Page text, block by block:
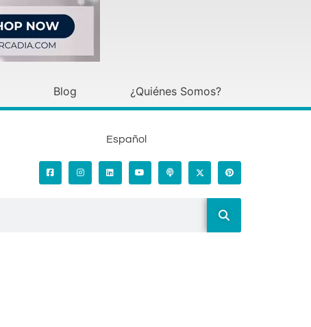
Blog ¿Quiénes Somos?
Español